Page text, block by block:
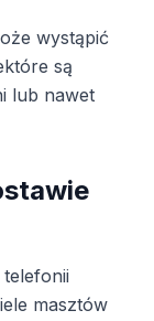
wystąpić
są
lub nawet
masztów